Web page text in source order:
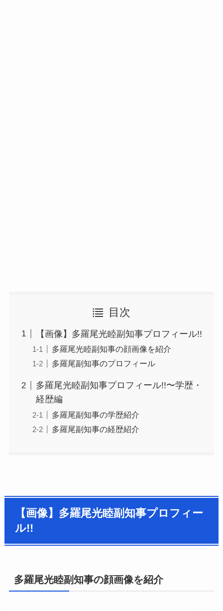
目次
【画像】多羅尾光睦副知事プロフィール!!
多羅尾光睦副知事の顔画像を紹介
多羅尾副知事のプロフィール
多羅尾光睦副知事プロフィール!!〜学歴・
経歴編
多羅尾副知事の学歴紹介
多羅尾副知事の経歴紹介
【画像】多羅尾光睦副知事プロフィー
ル!!
多羅尾光睦副知事の顔画像を紹介